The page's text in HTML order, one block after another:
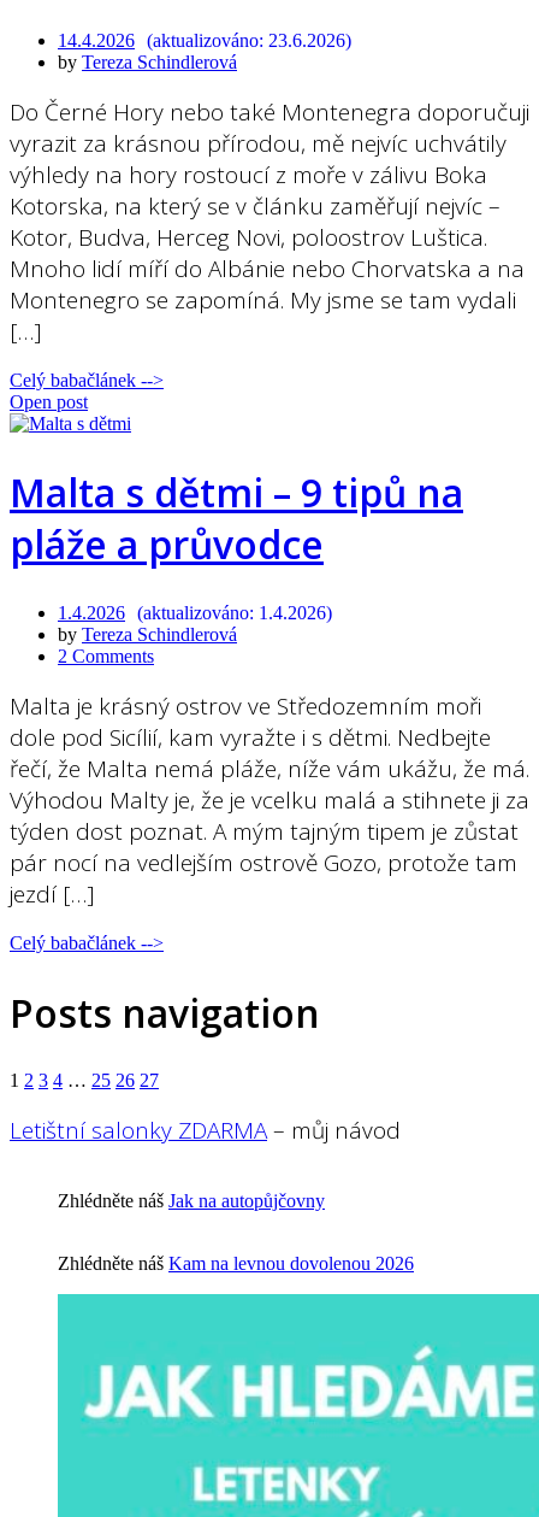
14.4.2026
23.6.2026
by Tereza Schindlerová
Do Černé Hory nebo také Montenegra doporučuji
vyrazit za krásnou přírodou, mě nejvíc uchvátily
výhledy na hory rostoucí z moře v zálivu Boka
Kotorska, na který se v článku zaměřují nejvíc –
Kotor, Budva, Herceg Novi, poloostrov Luštica.
Mnoho lidí míří do Albánie nebo Chorvatska a na
Montenegro se zapomíná. My jsme se tam vydali
[…]
Celý babačlánek -->
Open post
Malta s dětmi – 9 tipů na
pláže a průvodce
1.4.2026
1.4.2026
by Tereza Schindlerová
2 Comments
Malta je krásný ostrov ve Středozemním moři
dole pod Sicílií, kam vyražte i s dětmi. Nedbejte
řečí, že Malta nemá pláže, níže vám ukážu, že má.
Výhodou Malty je, že je vcelku malá a stihnete ji za
týden dost poznat. A mým tajným tipem je zůstat
pár nocí na vedlejším ostrově Gozo, protože tam
jezdí […]
Celý babačlánek -->
Posts navigation
1 2 3 4 … 25 26 27
Letištní salonky ZDARMA– můj návod
Zhlédněte náš Jak na autopůjčovny
Zhlédněte náš Kam na levnou dovolenou 2026